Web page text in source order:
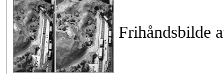
Frihåndsbilde